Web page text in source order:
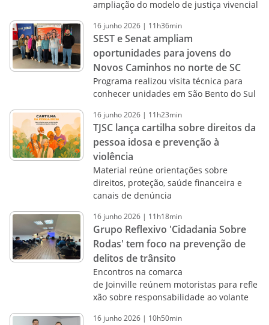
ampliação do modelo de justiça vivencial
16 junho2026 | 11h36min
SEST e Senat ampliam
oportunidades para jovens do
Novos Caminhos no norte de SC
Programa realizou visita técnica para
conhecer unidades em São Bento do Sul
16 junho2026 | 11h23min
TJSC lança cartilha sobre direitos da
pessoa idosa e prevenção à
violência
Material reúne orientações sobre
direitos, proteção, saúde financeira e
canais de denúncia
16 junho2026 | 11h18min
Grupo Reflexivo 'Cidadania Sobre
Rodas' tem foco na prevenção de
delitos de trânsito
Encontros na comarca
de Joinville reúnem motoristas para refle
xão sobre responsabilidade ao volante
16 junho2026 | 10h50min